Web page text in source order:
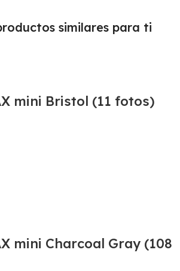
similares para ti
mini Bristol (11 fotos)
mini Charcoal Gray (108